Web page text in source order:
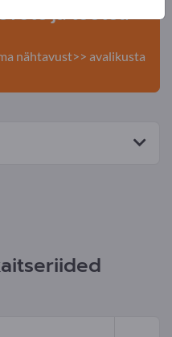
ja tooted
nähtavust>> avalikusta